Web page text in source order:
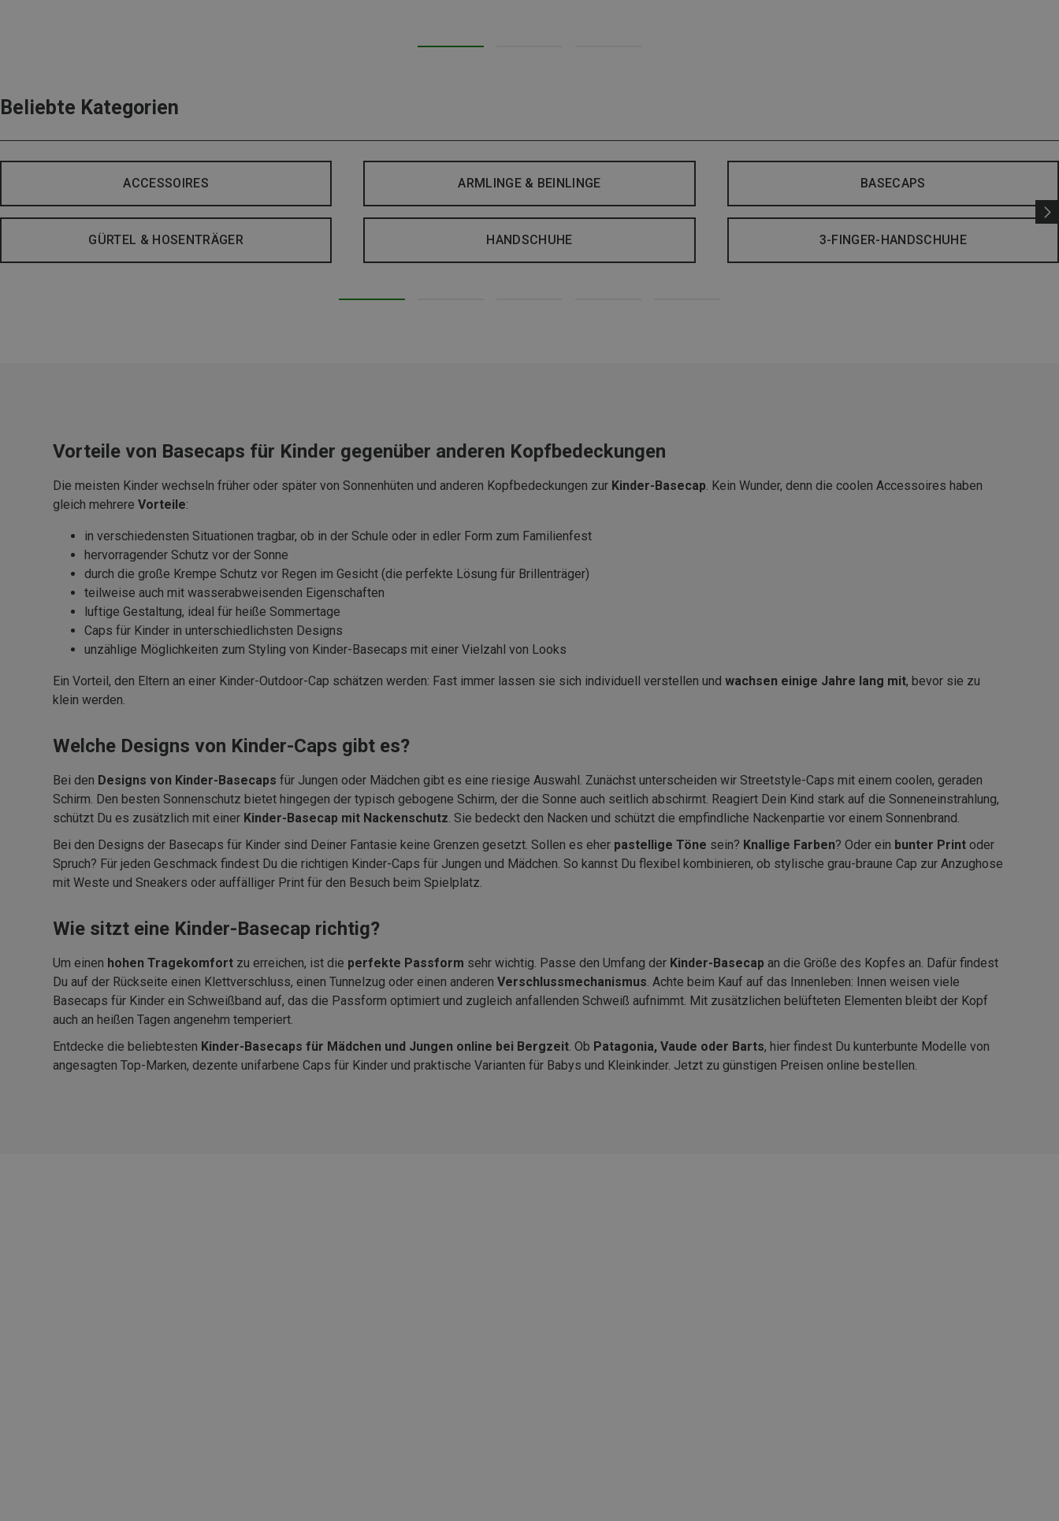
Beliebte Kategorien
ACCESSOIRES ARMLINGE & BEINLINGE BASECAPS
GÜRTEL & HOSENTRÄGER HANDSCHUHE 3-FINGER-HANDSCHUHE
Vorteile von Basecaps für Kinder gegenüber anderen Kopfbedeckungen
Die meisten Kinder wechseln früher oder später von Sonnenhüten und anderen Kopfbedeckungen zur Kinder-Basecap. Kein Wunder, denn die coolen Accessoires haben
gleich mehrere Vorteile:
in verschiedensten Situationen tragbar, ob in der Schule oder in edler Form zum Familienfest
hervorragender Schutz vor der Sonne
durch die große Krempe Schutz vor Regen im Gesicht (die perfekte Lösung für Brillenträger)
teilweise auch mit wasserabweisenden Eigenschaften
luftige Gestaltung, ideal für heiße Sommertage
Caps für Kinder in unterschiedlichsten Designs
unzählige Möglichkeiten zum Styling von Kinder-Basecaps mit einer Vielzahl von Looks
Ein Vorteil, den Eltern an einer Kinder-Outdoor-Cap schätzen werden: Fast immer lassen sie sich individuell verstellen und wachsen einige Jahre lang mit, bevor sie zu
klein werden.
Welche Designs von Kinder-Caps gibt es?
Bei den Designs von Kinder-Basecaps für Jungen oder Mädchen gibt es eine riesige Auswahl. Zunächst unterscheiden wir Streetstyle-Caps mit einem coolen, geraden
Schirm. Den besten Sonnenschutz bietet hingegen der typisch gebogene Schirm, der die Sonne auch seitlich abschirmt. Reagiert Dein Kind stark auf die Sonneneinstrahlung,
schützt Du es zusätzlich mit einer Kinder-Basecap mit Nackenschutz. Sie bedeckt den Nacken und schützt die empfindliche Nackenpartie vor einem Sonnenbrand.
Bei den Designs der Basecaps für Kinder sind Deiner Fantasie keine Grenzen gesetzt. Sollen es eher pastellige Töne sein? Knallige Farben? Oder ein bunter Print oder
Spruch? Für jeden Geschmack findest Du die richtigen Kinder-Caps für Jungen und Mädchen. So kannst Du flexibel kombinieren, ob stylische grau-braune Cap zur Anzughose
mit Weste und Sneakers oder auffälliger Print für den Besuch beim Spielplatz.
Wie sitzt eine Kinder-Basecap richtig?
Um einen hohen Tragekomfort zu erreichen, ist die perfekte Passform sehr wichtig. Passe den Umfang der Kinder-Basecap an die Größe des Kopfes an. Dafür findest
Du auf der Rückseite einen Klettverschluss, einen Tunnelzug oder einen anderen Verschlussmechanismus. Achte beim Kauf auf das Innenleben: Innen weisen viele
Basecaps für Kinder ein Schweißband auf, das die Passform optimiert und zugleich anfallenden Schweiß aufnimmt. Mit zusätzlichen belüfteten Elementen bleibt der Kopf
auch an heißen Tagen angenehm temperiert.
Entdecke die beliebtesten Kinder-Basecaps für Mädchen und Jungen online bei Bergzeit. Ob Patagonia, Vaude oder Barts, hier findest Du kunterbunte Modelle von
angesagten Top-Marken, dezente unifarbene Caps für Kinder und praktische Varianten für Babys und Kleinkinder. Jetzt zu günstigen Preisen online bestellen.